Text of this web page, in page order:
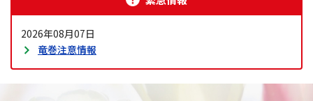
2026年08月07日
竜巻注意情報